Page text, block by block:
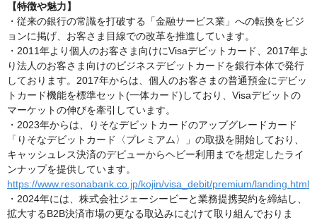
【特徴や魅力】
・従来の銀行の常識を打破する「金融サービス業」への転換をビジ
ョンに掲げ、お客さま目線での改革を推進しています。
・2011年より個人のお客さま向けにVisaデビットカード、2017年よ
り法人のお客さま向けのビジネスデビットカードを銀行本体で発行
しております。2017年からは、個人のお客さまの普通預金にデビッ
トカード機能を標準セット(一体カード)しており、Visaデビットの
マーケットの伸びを牽引しています。
・2023年からは、りそなデビットカードのアップグレードカード
「りそなデビットカード〈プレミアム〉」の取扱を開始しており、
キャッシュレス決済のデビューからヘビー利用までを想定したライ
ンナップを提供しています。
https://www.resonabank.co.jp/kojin/visa_debit/premium/landing.html
・2024年には、株式会社ジェーシービーと業務提携契約を締結し、
拡大するB2B決済市場の更なる取込みにむけて取り組んでおりま